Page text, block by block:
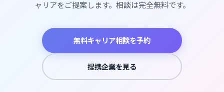
ャリアをご提案します。相談は完全無料です。
無料キャリア相談を予約
提携企業を見る